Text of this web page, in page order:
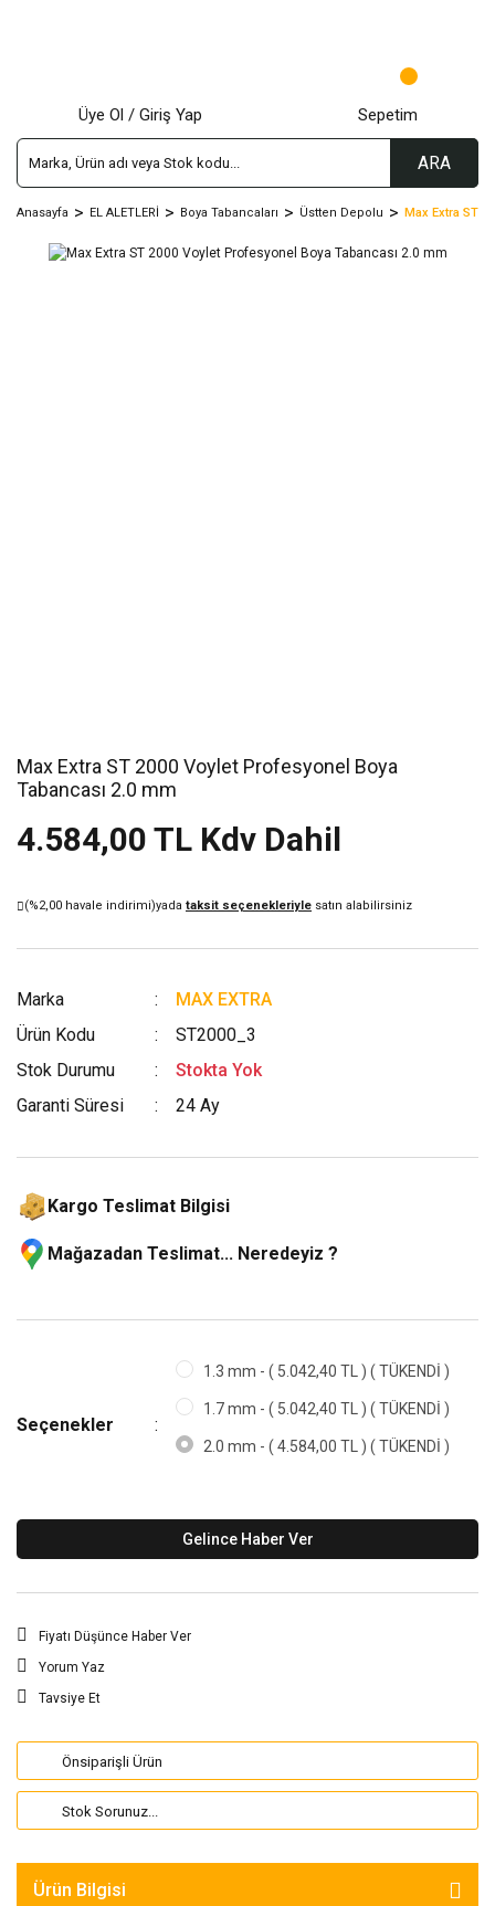
ARA
Üye Ol / Giriş Yap Sepetim
Anasayfa EL ALETLERİ Boya Tabancaları Üstten Depolu Max Extra ST
Max Extra ST 2000 Voylet Profesyonel Boya
Tabancası 2.0 mm
4.584,00 TL Kdv Dahil
(%2,00 havale indirimi)yada taksit seçenekleriyle satın alabilirsiniz
Marka
MAX EXTRA
Ürün Kodu
ST2000_3
Stok Durumu
Stokta Yok
Garanti Süresi
24 Ay
Kargo Teslimat Bilgisi
Mağazadan Teslimat... Neredeyiz ?
Seçenekler
1.3 mm - ( 5.042,40 TL ) ( TÜKENDİ )
1.7 mm - ( 5.042,40 TL ) ( TÜKENDİ )
2.0 mm - ( 4.584,00 TL ) ( TÜKENDİ )
Gelince Haber Ver
Fiyatı Düşünce Haber Ver
Yorum Yaz
Tavsiye Et
Önsiparişli Ürün
Stok Sorunuz...
Ürün Bilgisi